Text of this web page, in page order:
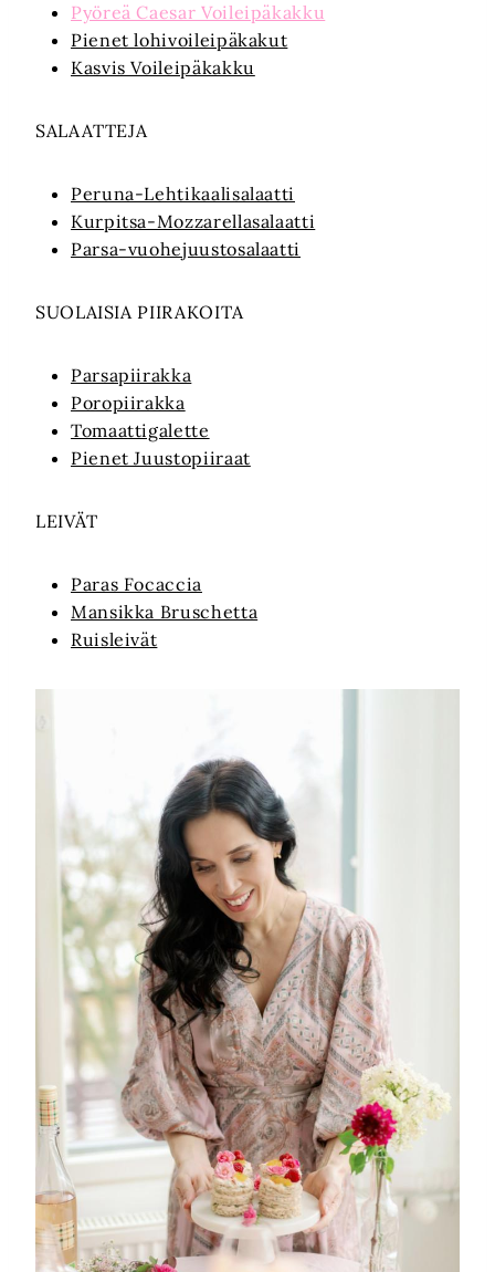
Pyöreä Caesar Voileipäkakku
Pienet lohivoileipäkakut
Kasvis Voileipäkakku
SALAATTEJA
Peruna-Lehtikaalisalaatti
Kurpitsa-Mozzarellasalaatti
Parsa-vuohejuustosalaatti
SUOLAISIA PIIRAKOITA
Parsapiirakka
Poropiirakka
Tomaattigalette
Pienet Juustopiiraat
LEIVÄT
Paras Focaccia
Mansikka Bruschetta
Ruisleivät